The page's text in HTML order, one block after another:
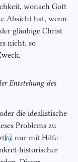
wonach Gott
Absicht hat, wenn
gläubige Christ
nicht, so
Entstehung des
die idealistische
Problems zu
6) nur mit Hilfe
historischer